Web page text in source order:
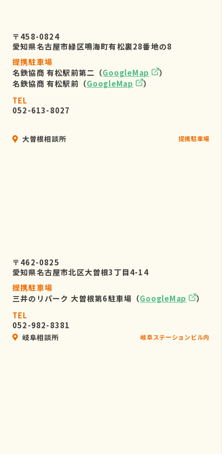
〒458-0824
愛知県名古屋市緑区鳴海町有松裏28番地の8
提携駐車場
名鉄協商 有松駅前第二（GoogleMap
）
名鉄協商 有松駅前（GoogleMap
）
TEL
052-613-8027
大曽根相談所 提携駐車場
〒462-0825
愛知県名古屋市北区大曽根3丁目4-14
提携駐車場
三井のリパーク 大曽根第6駐車場（GoogleMap
）
TEL
052-982-8381
岐阜相談所 岐阜ステーションビル内